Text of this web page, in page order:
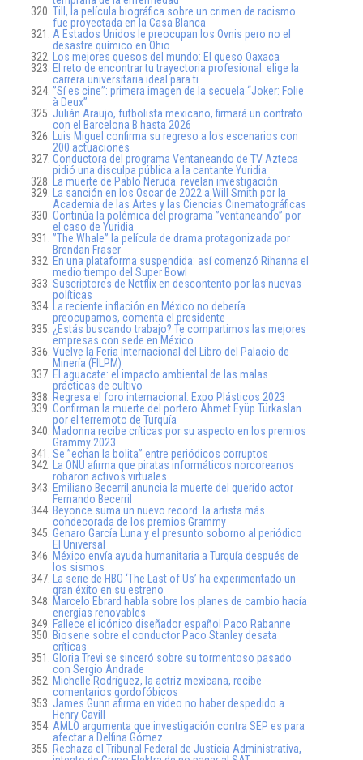
Till, la película biográfica sobre un crimen de racismo
fue proyectada en la Casa Blanca
A Estados Unidos le preocupan los Ovnis pero no el
desastre químico en Ohio
Los mejores quesos del mundo: El queso Oaxaca
El reto de encontrar tu trayectoria profesional: elige la
carrera universitaria ideal para ti
”Sí es cine”: primera imagen de la secuela “Joker: Folie
à Deux”
Julián Araujo, futbolista mexicano, firmará un contrato
con el Barcelona B hasta 2026
Luis Miguel confirma su regreso a los escenarios con
200 actuaciones
Conductora del programa Ventaneando de TV Azteca
pidió una disculpa pública a la cantante Yuridia
La muerte de Pablo Neruda: revelan investigación
La sanción en los Oscar de 2022 a Will Smith por la
Academia de las Artes y las Ciencias Cinematográficas
Continúa la polémica del programa ”ventaneando” por
el caso de Yuridia
”The Whale” la película de drama protagonizada por
Brendan Fraser
En una plataforma suspendida: así comenzó Rihanna el
medio tiempo del Super Bowl
Suscriptores de Netflix en descontento por las nuevas
políticas
La reciente inflación en México no debería
preocuparnos, comenta el presidente
¿Estás buscando trabajo? Te compartimos las mejores
empresas con sede en México
Vuelve la Feria Internacional del Libro del Palacio de
Minería (FILPM)
El aguacate: el impacto ambiental de las malas
prácticas de cultivo
Regresa el foro internacional: Expo Plásticos 2023
Confirman la muerte del portero Ahmet Eyüp Türkaslan
por el terremoto de Turquía
Madonna recibe críticas por su aspecto en los premios
Grammy 2023
Se ”echan la bolita” entre periódicos corruptos
La ONU afirma que piratas informáticos norcoreanos
robaron activos virtuales
Emiliano Becerril anuncia la muerte del querido actor
Fernando Becerril
Beyonce suma un nuevo record: la artista más
condecorada de los premios Grammy
Genaro García Luna y el presunto soborno al periódico
El Universal
México envía ayuda humanitaria a Turquía después de
los sismos
La serie de HBO ‘The Last of Us’ ha experimentado un
gran éxito en su estreno
Marcelo Ebrard habla sobre los planes de cambio hacía
energías renovables
Fallece el icónico diseñador español Paco Rabanne
Bioserie sobre el conductor Paco Stanley desata
críticas
Gloria Trevi se sinceró sobre su tormentoso pasado
con Sergio Andrade
Michelle Rodríguez, la actriz mexicana, recibe
comentarios gordofóbicos
James Gunn afirma en video no haber despedido a
Henry Cavill
AMLO argumenta que investigación contra SEP es para
afectar a Delfina Gómez
Rechaza el Tribunal Federal de Justicia Administrativa,